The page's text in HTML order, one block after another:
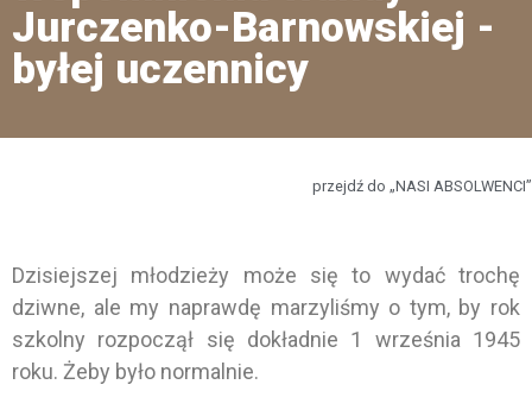
Jurczenko-Barnowskiej -
byłej uczennicy
przejdź do „NASI ABSOLWENCI”
Dzisiejszej młodzieży może się to wydać trochę
dziwne, ale my naprawdę marzyliśmy o tym, by rok
szkolny rozpoczął się dokładnie 1 września 1945
roku. Żeby było normalnie.